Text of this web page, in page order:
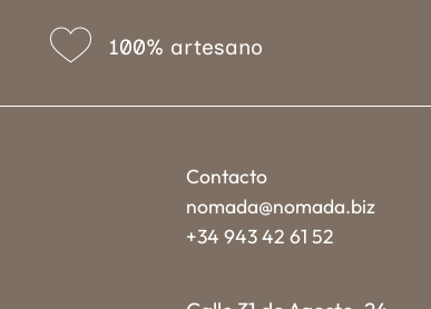
100% artesano
Contacto
nomada@nomada.biz
+34 943 42 61 52